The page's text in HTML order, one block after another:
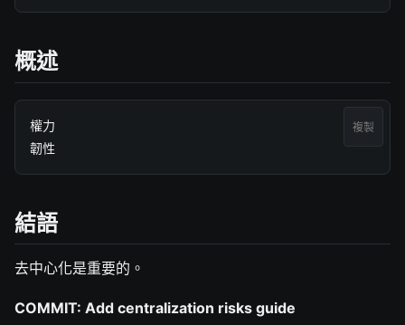
概述
權力
韌性
複製
結語
去中心化是重要的。
COMMIT: Add centralization risks guide